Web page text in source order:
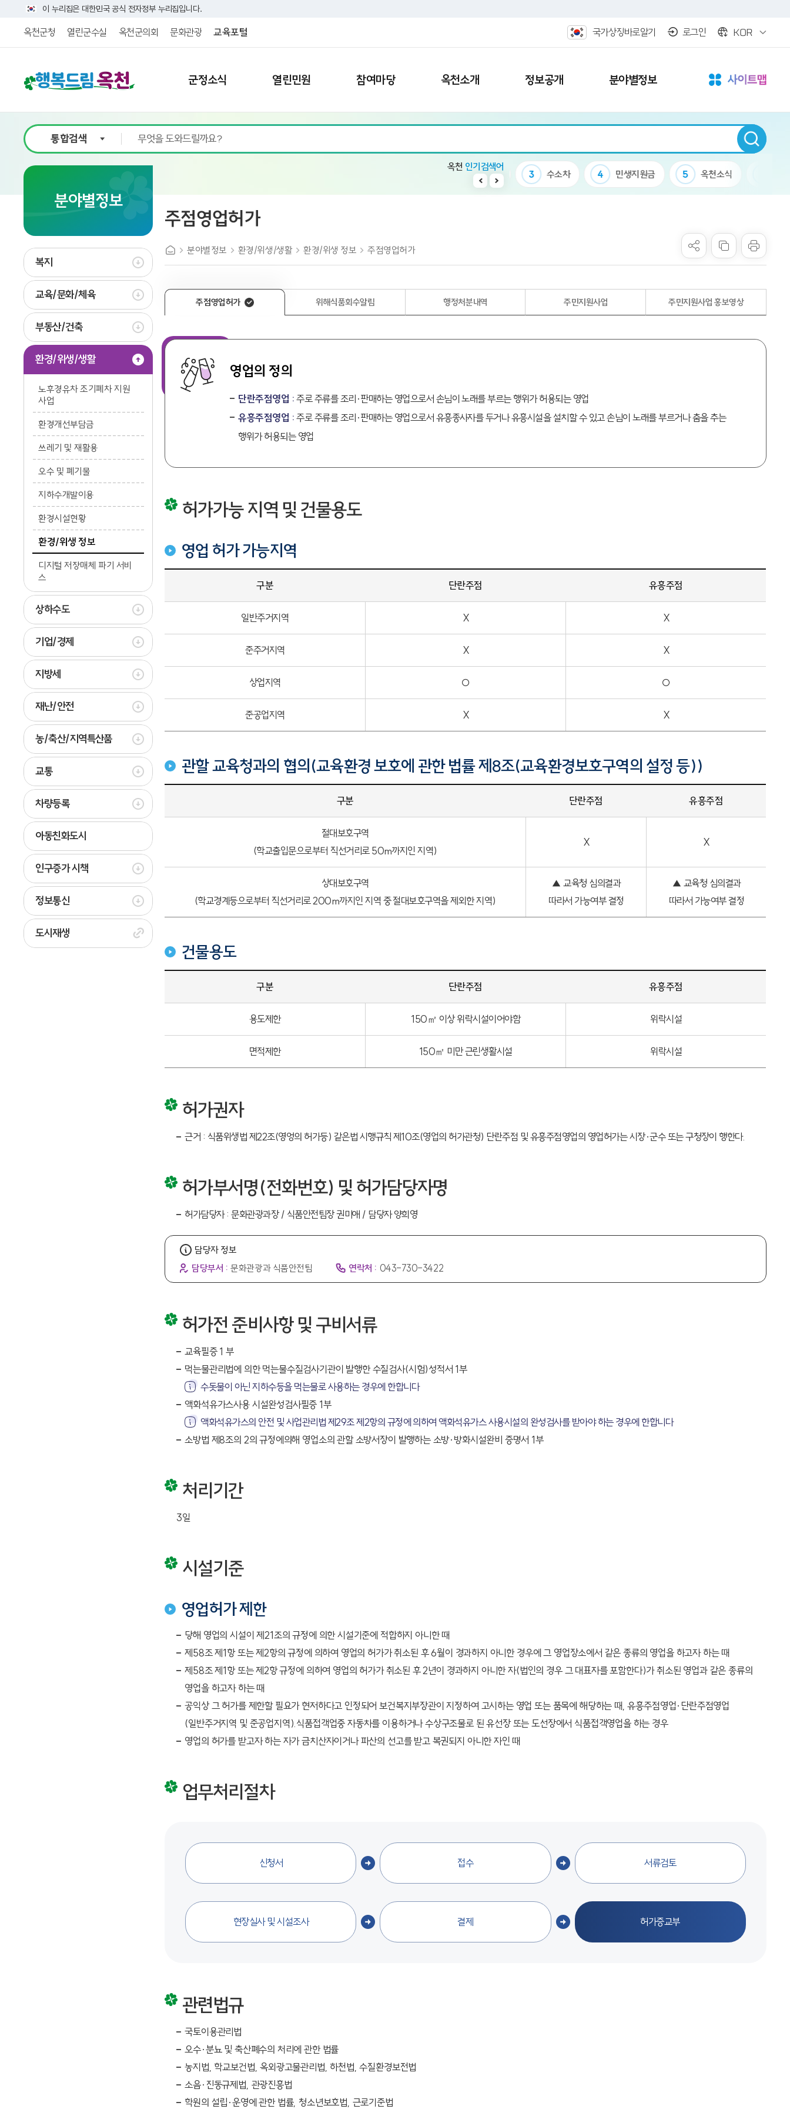
이 누리집은 대한민국 공식 전자정부 누리집입니다.
옥천군청 열린군수실 옥천군의회 문화관광 교육포털 국가상징바로알기 로그인 KOR
군정소식 열린민원 참여마당 옥천소개 정보공개 분야별정보
옥천 인기검색어
2 일자리 3 수소차 4 민생지원금 5 옥천소식
분야별정보
복지
교육/문화/체육
부동산/건축
환경/위생/생활
노후경유차 조기폐차 지원
사업
환경개선부담금
쓰레기 및 재활용
오수 및 폐기물
지하수개발이용
환경시설현황
환경/위생 정보
디지털 저장매체 파기 서비
스
상하수도
기업/경제
지방세
재난/안전
농/축산/지역특산품
교통
차량등록
아동친화도시
인구증가 시책
정보통신
도시재생
주점영업허가
분야별정보 환경/위생/생활 환경/위생 정보 주점영업허가
주점영업허가 위해식품회수알림 행정처분내역 주민지원사업 주민지원사업 홍보영상
영업의 정의
단란주점영업 : 주로 주류를 조리·판매하는 영업으로서 손님이 노래를 부르는 행위가 허용되는 영업
유흥주점영업 : 주로 주류를 조리·판매하는 영업으로서 유흥종사자를 두거나 유흥시설을 설치할 수 있고 손님이 노래를 부르거나 춤을 추는
행위가 허용되는 영업
허가가능 지역 및 건물용도
영업 허가 가능지역
구분 단란주점 유흥주점
일반주거지역 X X
준주거지역 X X
상업지역 ○ ○
준공업지역 X X
관할 교육청과의 협의(교육환경 보호에 관한 법률 제8조(교육환경보호구역의 설정 등))
구분 단란주점 유흥주점
절대보호구역
(학교출입문으로부터 직선거리로 50m까지인 지역)
X X
상대보호구역
(학교경계등으로부터 직선거리로 200m까지인 지역 중 절대보호구역을 제외한 지역)
▲ 교육청 심의결과
따라서 가능여부 결정
▲ 교육청 심의결과
따라서 가능여부 결정
건물용도
구분 단란주점 유흥주점
용도제한 150㎡ 이상 위락시설이어야함 위락시설
면적제한 150㎡ 미만 근린생활시설 위락시설
허가권자
근거 : 식품위생법 제22조(영엉의 허가등) 같은법 시행규칙 제10조(영업의 허가관청) 단란주점 및 유흥주점영업의 영업허가는 시장·군수 또는 구청장이 행한다.
허가부서명(전화번호) 및 허가담당자명
허가담당자 : 문화관광과장 / 식품안전팀장 권미애 / 담당자 양희영
담당자 정보
담당부서 : 문화관광과 식품안전팀 연락처 : 043-730-3422
허가전 준비사항 및 구비서류
교육필증 1 부
먹는물관리법에 의한 먹는물수질검사기관이 발행한 수질검사(시험)성적서 1부
수돗물이 아닌 지하수등을 먹는물로 사용하는 경우에 한합니다
액화석유가스사용 시설완성검사필증 1부
액화석유가스의 안전 및 사업관리법 제29조 제2항의 규정에 의하여 액화석유가스 사용시설의 완성검사를 받아야 하는 경우에 한합니다
소방법 제8조의 2의 규정에의해 영업소의 관할 소방서장이 발행하는 소방·방화시설완비 증명서 1부
처리기간
3일
시설기준
영업허가 제한
당해 영업의 시설이 제21조의 규정에 의한 시설기준에 적합하지 아니한 때
제58조 제1항 또는 제2항의 규정에 의하여 영업의 허가가 취소된 후 6월이 경과하지 아니한 경우에 그 영업장소에서 같은 종류의 영업을 하고자 하는 때
제58조 제1항 또는 제2항 규정에 의하여 영업의 허가가 취소된 후 2년이 경과하지 아니한 자(법인의 경우 그 대표자를 포함한다)가 취소된 영업과 같은 종류의
영업을 하고자 하는 때
공익상 그 허가를 제한할 필요가 현저하다고 인정되어 보건복지부장관이 지정하여 고시하는 영업 또는 품목에 해당하는 때, 유흥주점영업·단란주점영업
(일반주거지역 및 준공업지역).식품접객업중 자동차를 이용하거나 수상구조물로 된 유선장 또는 도선장에서 식품접객영업을 하는 경우
영업의 허가를 받고자 하는 자가 금치산자이거나 파산의 선고를 받고 복권되지 아니한 자인 때
업무처리절차
신청서 접수 서류검토
현장실사 및 시설조사 결제 허가증교부
관련법규
국토이용관리법
오수·분뇨 및 축산폐수의 처리에 관한 법률
농지법, 학교보건법, 옥외광고물관리법, 하천법, 수질환경보전법
소음·진동규제법, 관광진흥법
학원의 설립·운영에 관한 법률, 청소년보호법, 근로기준법